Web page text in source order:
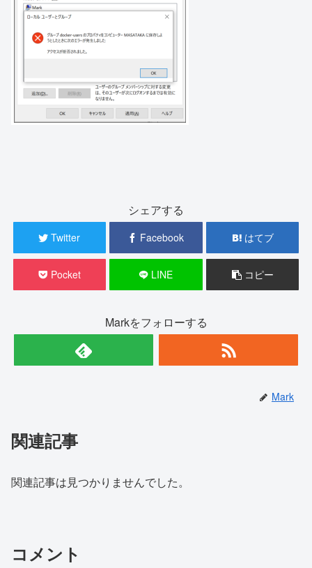
シェアする
Twitter Facebook はてブ
Pocket LINE コピー
Markをフォローする
Mark
関連記事
関連記事は見つかりませんでした。
コメント